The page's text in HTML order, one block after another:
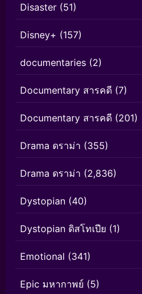
Disaster (51)
Disney+ (157)
documentaries (2)
Documentary สารคดี (7)
Documentary สารคดี (201)
Drama ดราม่า (355)
Drama ดราม่า (2,836)
Dystopian (40)
Dystopian ดิสโทเปีย (1)
Emotional (341)
Epic มหากาพย์ (5)